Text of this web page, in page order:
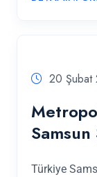
20 Şubat
Samsun
Türkiye